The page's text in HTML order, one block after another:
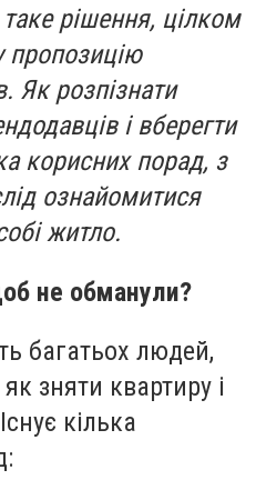
рішення, цілком
пропозицію
Як розпізнати
і вберегти
корисних порад, з
ознайомитися
житло.
не обманули?
багатьох людей,
зняти квартиру і
кілька